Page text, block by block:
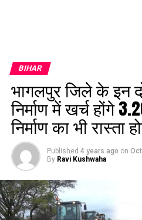
BIHAR
भागलपुर जिले के इन
निर्माण में खर्च होंगे
निर्माण का भी रास्ता
Published 4 years ago on
By Ravi Kushwaha